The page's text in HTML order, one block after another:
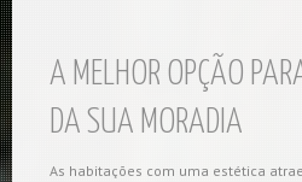
A MELHOR OPÇÃO
DA SUA MORADIA
As habitações com uma estética